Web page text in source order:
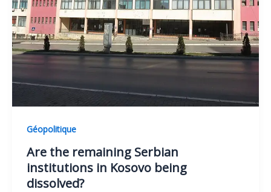
Géopolitique
Are the remaining Serbian
institutions in Kosovo being
dissolved?